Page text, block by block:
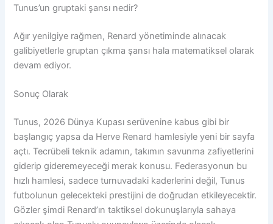
Tunus’un gruptaki şansı nedir?
Ağır yenilgiye rağmen, Renard yönetiminde alınacak
galibiyetlerle gruptan çıkma şansı hala matematiksel olarak
devam ediyor.
Sonuç Olarak
Tunus, 2026 Dünya Kupası serüvenine kabus gibi bir
başlangıç yapsa da Herve Renard hamlesiyle yeni bir sayfa
açtı. Tecrübeli teknik adamın, takımın savunma zafiyetlerini
giderip gideremeyeceği merak konusu. Federasyonun bu
hızlı hamlesi, sadece turnuvadaki kaderlerini değil, Tunus
futbolunun gelecekteki prestijini de doğrudan etkileyecektir.
Gözler şimdi Renard’ın taktiksel dokunuşlarıyla sahaya